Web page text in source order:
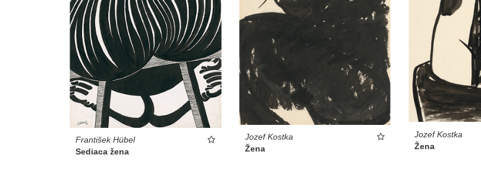
František Hübel
Sediaca žena
Jozef Kostka
Žena
Jozef Kostka
Žena